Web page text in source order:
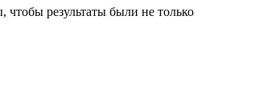
результаты были не только